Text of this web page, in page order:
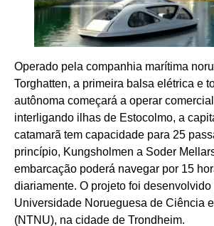
Operado pela companhia marítima
Torghatten, a primeira balsa elétrica e
autônoma começará a operar
interligando ilhas de Estocolmo, a
catamarã tem capacidade para 25
princípio, Kungsholmen a Soder
embarcação poderá navegar por 15
diariamente. O projeto foi desenvolvido
Universidade Norueguesa de Ciência
(NTNU), na cidade de Trondheim.